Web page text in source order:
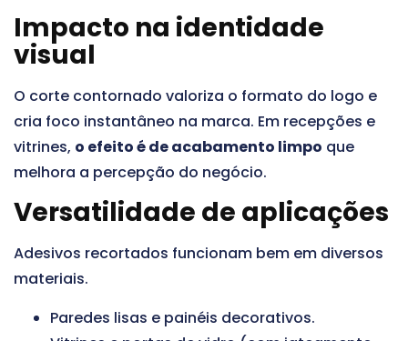
Impacto na identidade
visual
O corte contornado valoriza o formato do logo e
cria foco instantâneo na marca. Em recepções e
vitrines, o efeito é de acabamento limpo que
melhora a percepção do negócio.
Versatilidade de aplicações
Adesivos recortados funcionam bem em diversos
materiais.
Paredes lisas e painéis decorativos.